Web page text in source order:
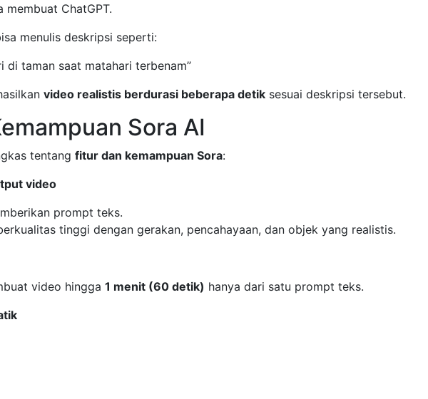
membuat ChatGPT.
menulis deskripsi seperti:
di taman saat matahari terbenam”
video realistis berdurasi beberapa detik sesuai deskripsi tersebut.
Sora AI
tentang fitur dan kemampuan Sora:
video
prompt teks.
tinggi dengan gerakan, pencahayaan, dan objek yang realistis.
video hingga 1 menit (60 detik) hanya dari satu prompt teks.